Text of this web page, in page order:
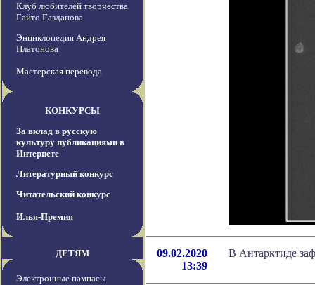
Клуб любителей творчества
Гайто Газданова
Энциклопедия Андрея
Платонова
Мастерская перевода
КОНКУРСЫ
За вклад в русскую
культуру публикациями в
Интернете
Литературный конкурс
Читательский конкурс
Илья-Премия
ДЕТЯМ
Электронные пампасы
09.02.2020
13:39
В Антарктиде